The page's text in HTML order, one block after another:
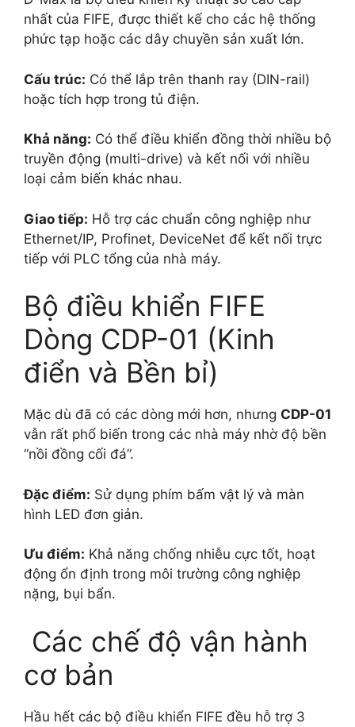
nhất của FIFE, được thiết kế cho các hệ thống
phức tạp hoặc các dây chuyền sản xuất lớn.
Cấu trúc: Có thể lắp trên thanh ray (DIN-rail)
hoặc tích hợp trong tủ điện.
Khả năng: Có thể điều khiển đồng thời nhiều bộ
truyền động (multi-drive) và kết nối với nhiều
loại cảm biến khác nhau.
Giao tiếp: Hỗ trợ các chuẩn công nghiệp như
Ethernet/IP, Profinet, DeviceNet để kết nối trực
tiếp với PLC tổng của nhà máy.
Bộ điều khiển FIFE
Dòng CDP-01 (Kinh
điển và Bền bỉ)
Mặc dù đã có các dòng mới hơn, nhưng CDP-01
vẫn rất phổ biến trong các nhà máy nhờ độ bền
“nồi đồng cối đá”.
Đặc điểm: Sử dụng phím bấm vật lý và màn
hình LED đơn giản.
Ưu điểm: Khả năng chống nhiễu cực tốt, hoạt
động ổn định trong môi trường công nghiệp
nặng, bụi bẩn.
Các chế độ vận hành
cơ bản
Hầu hết các bộ điều khiển FIFE đều hỗ trợ 3